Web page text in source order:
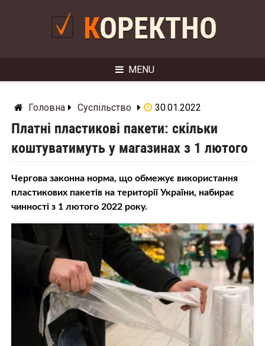
КОРЕКТНО
MENU
Головна Суспільство 30.01.2022
Платні пластикові пакети: скільки
коштуватимуть у магазинах з 1 лютого
Чергова законна норма, що обмежує використання
пластикових пакетів на території України, набирає
чинності з 1 лютого 2022 року.